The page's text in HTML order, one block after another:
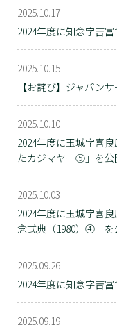
2025.10.17
2024年度に知念字吉
2025.10.15
【お詫び】ジャパン
2025.10.10
2024年度に玉城字喜
たカジマヤー⑤」を公
2025.10.03
2024年度に玉城字喜
念式典（1980）④」を
2025.09.26
2024年度に知念字吉
2025.09.19